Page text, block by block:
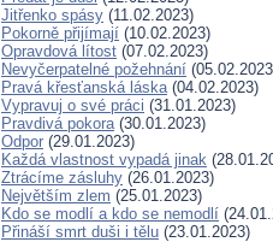
Jitřenko spásy (11.02.2023)
Pokorně přijímají (10.02.2023)
Opravdová lítost (07.02.2023)
Nevyčerpatelné požehnání
Pravá křesťanská láska(04.02.2023)
Vypravuj o své práci (31.01.2023)
Pravdivá pokora(30.01.2023)
Odpor (29.01.2023)
Každá vlastnost vypadá jinak
Ztrácíme zásluhy (26.01.2023)
Největším zlem (25.01.2023)
Kdo se modlí a kdo se nemodlí
Přináší smrt duši i tělu (23.01.2023)